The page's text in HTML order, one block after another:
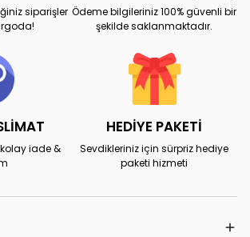
siparişler Ödeme bilgileriniz 100% güvenli bir
şekilde saklanmaktadır.
iade &
HEDİYE PAKETİ
Sevdikleriniz için sürpriz hediye
paketi hizmeti